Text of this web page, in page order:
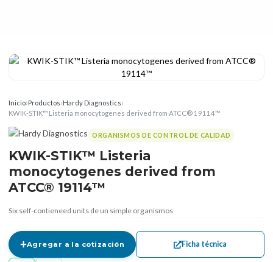
Inicio›Productos›Hardy Diagnostics›
KWIK-STIK™ Listeria monocytogenes derived from ATCC® 19114™
ORGANISMOS DE CONTROL DE CALIDAD
KWIK-STIK™ Listeria
monocytogenes derived from
ATCC® 19114™
Six self-contieneed units de un simple organismos
Agregar a la cotización Ficha técnica